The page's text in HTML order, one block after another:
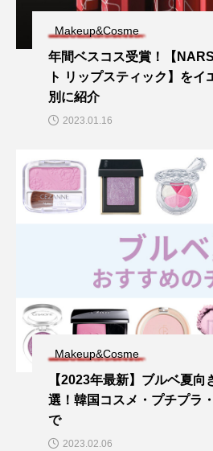
Makeup&Cosme
年間ベスコス受賞！【
ト リップスティック】をイ
別に紹介
2023.01.16
Makeup&Cosme
【2023年最新】ブルベ夏向
選！韓国コスメ・プチプラ
で
2023.02.06